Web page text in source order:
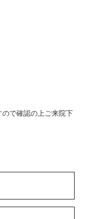
で確認の上ご来院下